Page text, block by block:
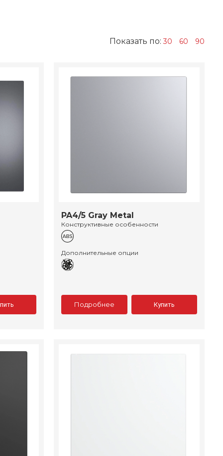
Показать по:30 60 90
PA4/5 Gray Metal
Конструктивные особенности
Дополнительные опции
Подробнее Купить